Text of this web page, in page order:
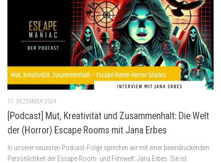
11. DEZEMBER 2024
[Podcast] Mut, Kreativität und Zusammenhalt: Die Welt
der (Horror) Escape Rooms mit Jana Erbes
In unserer neuesten Podcast-Folge sprechen wir mit einer beeindruckenden
Persönlichkeit der Escape-Room- und Filmwelt: Jana Erbes. Sie ist